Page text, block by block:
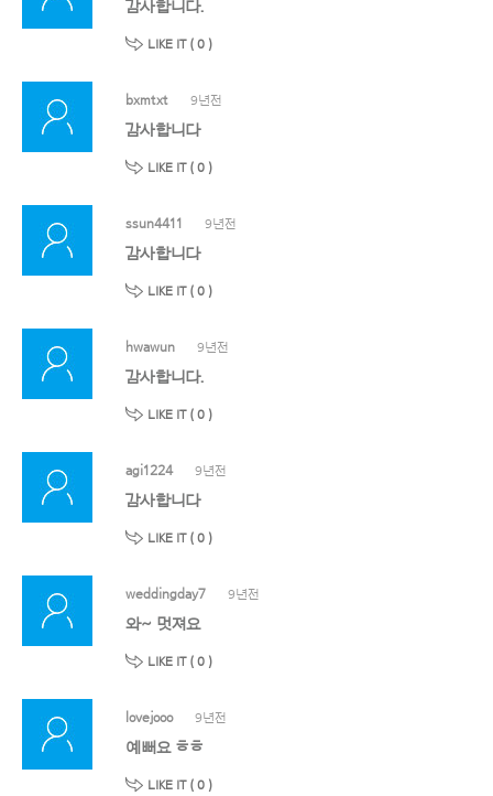
감사합니다.
LIKE IT ( 0 )
bxmtxt 9년전
감사합니다
LIKE IT ( 0 )
ssun4411 9년전
감사합니다
LIKE IT ( 0 )
hwawun 9년전
감사합니다.
LIKE IT ( 0 )
agi1224 9년전
감사합니다
LIKE IT ( 0 )
weddingday7 9년전
와~ 멋져요
LIKE IT ( 0 )
lovejooo 9년전
예뻐요 ㅎㅎ
LIKE IT ( 0 )